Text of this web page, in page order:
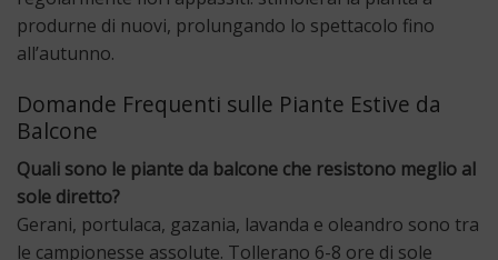
produrne di nuovi, prolungando lo spettacolo fino
all’autunno.
Domande Frequenti sulle Piante Estive da
Balcone
Quali sono le piante da balcone che resistono meglio al
sole diretto?
Gerani, portulaca, gazania, lavanda e oleandro sono tra
le campionesse assolute. Tollerano 6-8 ore di sole